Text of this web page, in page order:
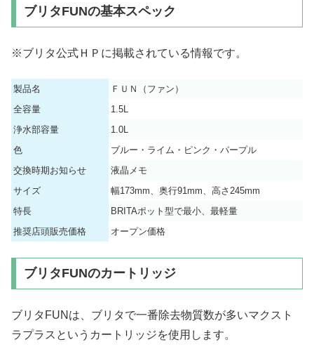
ブリタFUNの基本スペック
※ブリタ公式ＨＰに掲載されている情報です。
製品名
ＦＵＮ（ファン）
全容量
1.5L
浄水部容量
1.0L
色
ブルー・ライム・ピンク・パープル
交換時期お知らせ
液晶メモ
サイズ
幅173mm、奥行91mm、高さ245mm
特長
BRITAポット型で最小、最軽量
推奨店頭販売価格
オープン価格
ブリタFUNのカートリッジ
ブリタFUNは、ブリタで一番除去物質数が多いマクスト
ラプラスというカートリッジを使用します。